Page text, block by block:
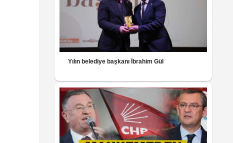
Yılın belediye başkanı İbrahim Gül